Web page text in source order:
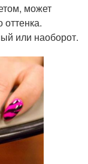
может
оттенка.
или наоборот.